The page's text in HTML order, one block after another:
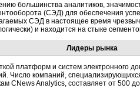
большинства аналитиков,
(СЭД) для обеспечения
СЭД в настоящее время
и находится на стыке
Лидеры рынка
платформ и систем электронного
Число компаний,
CNews Analytics, составляет от 500